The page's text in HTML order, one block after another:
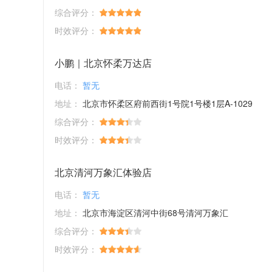
综合评分：
时效评分：
小鹏｜北京怀柔万达店
电话： 暂无
地址： 北京市怀柔区府前西街1号院1号楼1层A-1029
综合评分：
时效评分：
北京清河万象汇体验店
电话： 暂无
地址： 北京市海淀区清河中街68号清河万象汇
综合评分：
时效评分：